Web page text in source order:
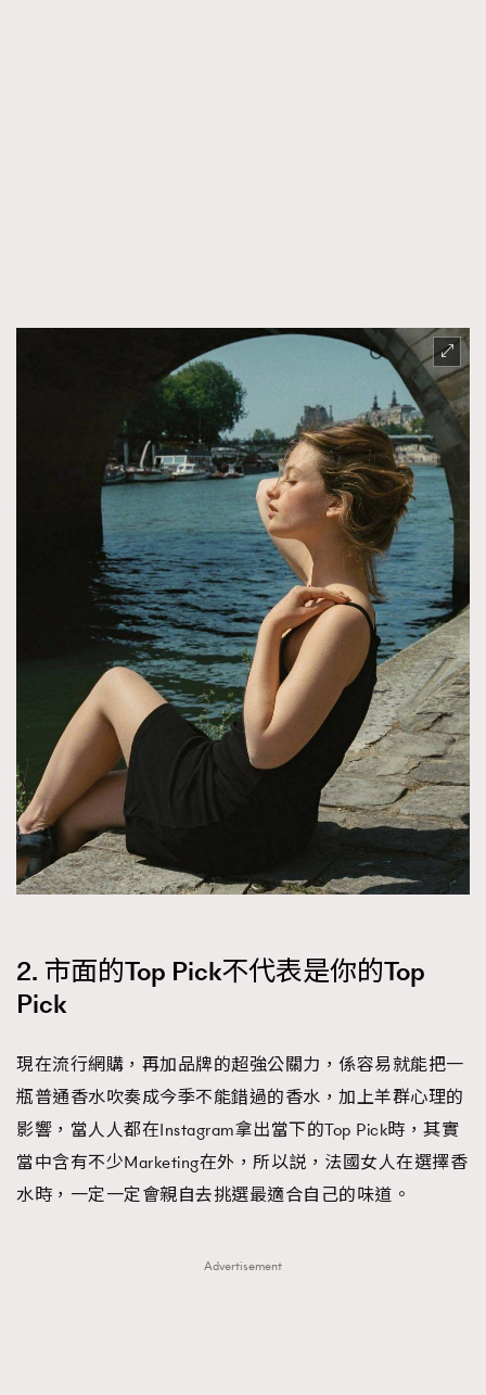
2. 市面的Top Pick不代表是你的Top
Pick
現在流行網購，再加品牌的超強公關力，係容易就能把一
瓶普通香水吹奏成今季不能錯過的香水，加上羊群心理的
影響，當人人都在Instagram拿出當下的Top Pick時，其實
當中含有不少Marketing在外，所以説，法國女人在選擇香
水時，一定一定會親自去挑選最適合自己的味道。
Advertisement